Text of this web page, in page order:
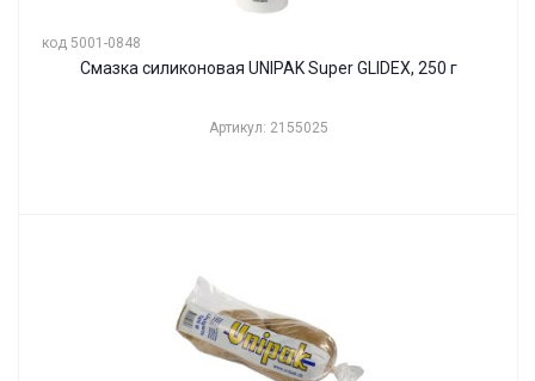
код 5001-0848
Смазка силиконовая UNIPAK Super GLIDEX, 250 г
Артикул: 2155025